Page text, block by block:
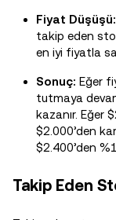
Fiyat Düşüşü:
takip eden
en iyi fiyatla
Sonuç: Eğer
tutmaya
kazanır. Eğer
$2.000’den
$2.400’den
Takip Eden